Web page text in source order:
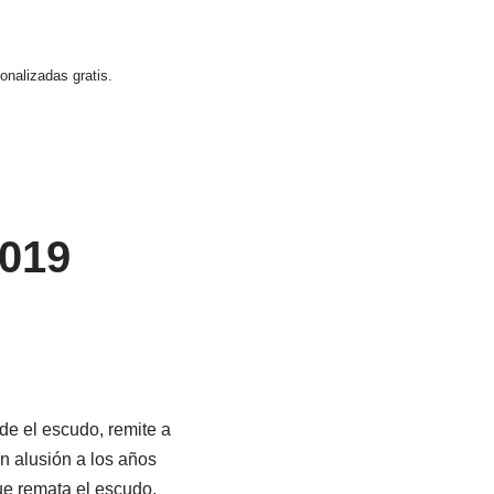
gratis.
el escudo, remite a
alusión a los años
remata el escudo,